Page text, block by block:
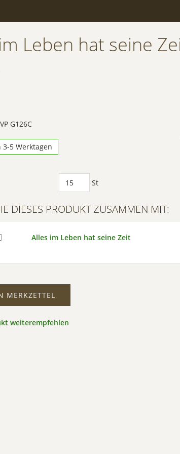
Leben hat seine
G126C
5 Werktagen
St
DIESES PRODUKT ZUSAMMEN MIT:
Alles im Leben hat seine Zeit
MERKZETTEL
weiterempfehlen